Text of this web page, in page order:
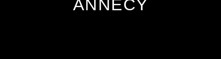
ANNECY